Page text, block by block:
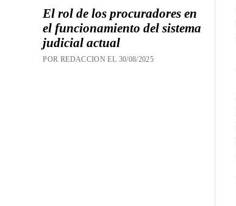
El rol de los procuradores en
el funcionamiento del sistema
judicial actual
POR REDACCION EL 30/08/2025